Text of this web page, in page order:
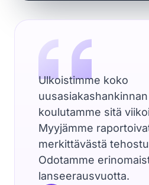
Ulkoistimme koko
koulutamme sitä
Myyjämme
merkittävästä
Odotamme
lanseerausvuotta.